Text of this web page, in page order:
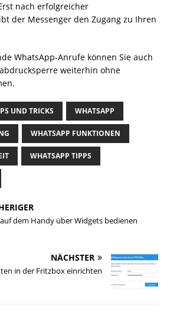
nach erfolgreicher
der Messenger den Zugang zu Ihren
WhatsApp-Anrufe können Sie auch
weiterhin ohne
UND TRICKS WHATSAPP
WHATSAPP FUNKTIONEN
WHATSAPP TIPPS
dem Handy über Widgets bedienen
NÄCHSTER
in der Fritzbox einrichten